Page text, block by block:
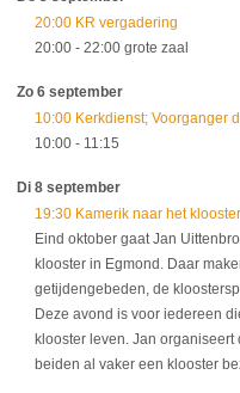
20:00 KR vergadering
20:00 - 22:00 grote zaal
Zo 6 september
10:00 Kerkdienst; Voorganger
10:00 - 11:15
Di 8 september
19:30 Kamerik naar het klooster
Eind oktober gaat Jan
klooster in Egmond. Daar
getijdengebeden, de
Deze avond is voor iedereen
klooster leven. Jan organiseert
beiden al vaker een klooster